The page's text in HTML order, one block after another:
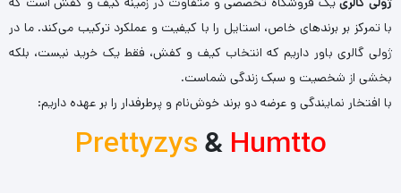
با تمرکز بر برندهای خاص، استایل را با کیفیت و عملکرد ترکیب می‌کند. ما در
ژولی گالری باور داریم که انتخاب کیف و کفش، فقط یک خرید نیست، بلکه
بخشی از شخصیت و سبک زندگی شماست.
با افتخار نمایندگی و عرضه دو برند خوش‌نام و پرطرفدار را بر عهده داریم:
Prettyzys& Humtto